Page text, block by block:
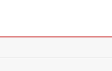
4008056061